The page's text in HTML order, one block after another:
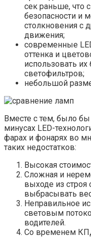
сек раньше, что
безопасности и
столкновения с
движения;
современные
оттенка и
использовать
светофильтров;
небольшой
Вместе с тем, было
минусах LED-
фарах и фонарях во
таких недостатков:
Высокая
Сложная и
выходе из строя
выбрасывать
Неправильное
световым
водителей.
Со временем